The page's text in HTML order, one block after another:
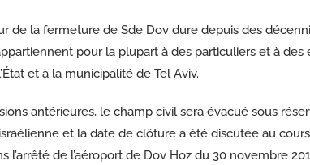
de la fermeture de Sde Dov dure depuis des
pour la plupart à des particuliers et à des
et à la municipalité de Tel Aviv.
antérieures, le champ civil sera évacué sous
israélienne et la date de clôture a été discutée au
l’arrêté de l’aéroport de Dov Hoz du 30 novembre